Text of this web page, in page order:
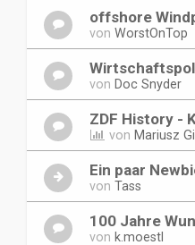
offshore
von WorstOnTop
von Doc Snyder
ZDF History -
von Mariusz
Ein paar
von Tass
100 Jahre
von k.moestl